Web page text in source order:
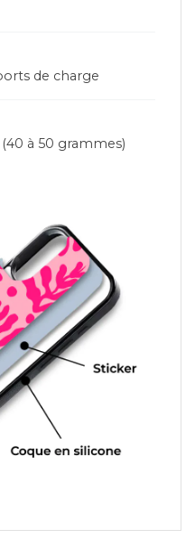
de charge
à 50 grammes)